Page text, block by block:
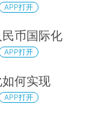
APP打开
币国际化
APP打开
何实现
APP打开